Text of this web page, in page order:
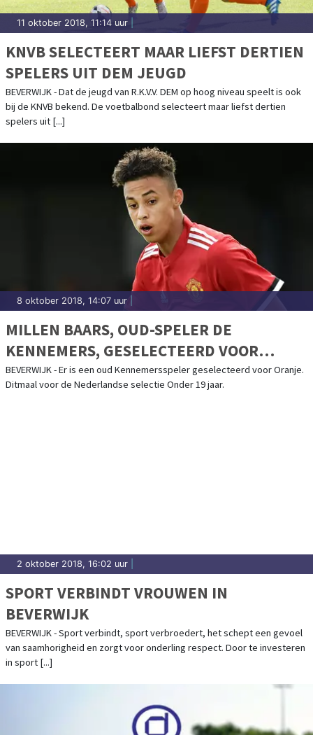
11 oktober 2018, 11:14 uur
KNVB SELECTEERT MAAR LIEFST DERTIEN
SPELERS UIT DEM JEUGD
BEVERWIJK - Dat de jeugd van R.K.V.V. DEM op hoog niveau speelt is ook
bij de KNVB bekend. De voetbalbond selecteert maar liefst dertien
spelers uit [...]
8 oktober 2018, 14:07 uur
MILLEN BAARS, OUD-SPELER DE
KENNEMERS, GESELECTEERD VOOR
ORANJE-O19
BEVERWIJK - Er is een oud Kennemersspeler geselecteerd voor Oranje.
Ditmaal voor de Nederlandse selectie Onder 19 jaar.
2 oktober 2018, 16:02 uur
SPORT VERBINDT VROUWEN IN
BEVERWIJK
BEVERWIJK - Sport verbindt, sport verbroedert, het schept een gevoel
van saamhorigheid en zorgt voor onderling respect. Door te investeren
in sport [...]